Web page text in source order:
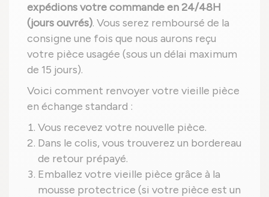
expédions votre commande en 24/48H
(jours ouvrés). Vous serez remboursé de la
consigne une fois que nous aurons reçu
votre pièce usagée (sous un délai maximum
de 15 jours).
Voici comment renvoyer votre vieille pièce
en échange standard :
Vous recevez votre nouvelle pièce.
Dans le colis, vous trouverez un bordereau
de retour prépayé.
Emballez votre vieille pièce grâce à la
mousse protectrice (si votre pièce est un